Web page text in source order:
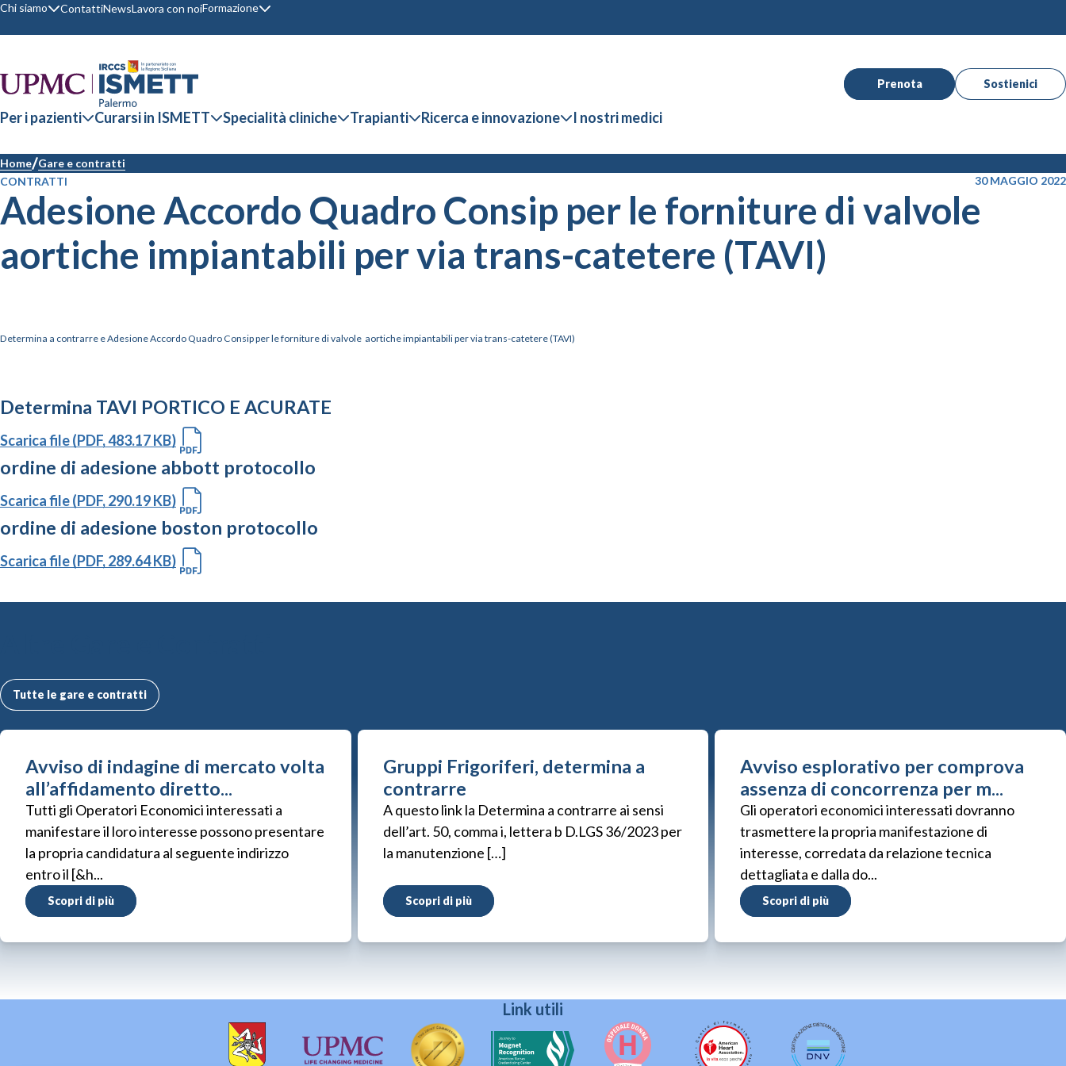
Chi siamo ContattiNewsLavora con noiFormazione
Prenota Sostienici
Per i pazienti Curarsi in ISMETT Specialità cliniche Trapianti Ricerca e innovazione I nostri medici
Home Gare e contratti
CONTRATTI
30 MAGGIO 2022
Adesione Accordo Quadro Consip per le forniture di valvole
aortiche impiantabili per via trans-catetere (TAVI)
Determina a contrarre e Adesione Accordo Quadro Consip per le forniture di valvole aortiche impiantabili per via trans-catetere (TAVI)
Determina TAVI PORTICO E ACURATE
Scarica file (PDF, 483.17 KB)
ordine di adesione abbott protocollo
Scarica file (PDF, 290.19 KB)
ordine di adesione boston protocollo
Scarica file (PDF, 289.64 KB)
Tutte le gare e contratti
Avviso di indagine di mercato volta
all’affidamento diretto...
Tutti gli Operatori Economici interessati a
manifestare il loro interesse possono presentare
la propria candidatura al seguente indirizzo
entro il [&h...
Scopri di più
Gruppi Frigoriferi, determina a
contrarre
A questo link la Determina a contrarre ai sensi
dell’art. 50, comma i, lettera b D.LGS 36/2023 per
la manutenzione […]
Scopri di più
Avviso esplorativo per comprova
assenza di concorrenza per m...
Gli operatori economici interessati dovranno
trasmettere la propria manifestazione di
interesse, corredata da relazione tecnica
dettagliata e dalla do...
Scopri di più
Link utili